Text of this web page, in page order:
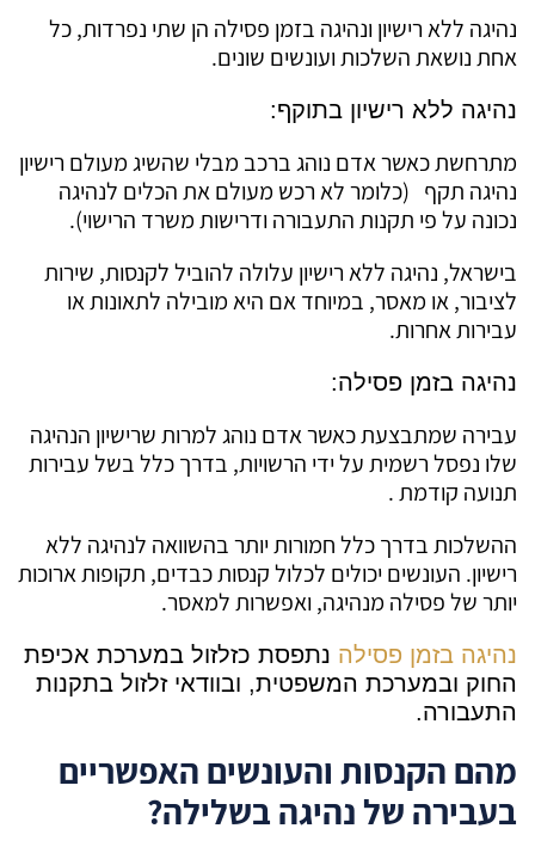
נהיגה ללא רישיון ונהיגה בזמן פסילה הן שתי נפרדות, כל
אחת נושאת השלכות ועונשים שונים.
נהיגה ללא רישיון בתוקף:
מתרחשת כאשר אדם נוהג ברכב מבלי שהשיג מעולם רישיון
נהיגה תקף (כלומר לא רכש מעולם את הכלים לנהיגה
נכונה על פי תקנות התעבורה ודרישות משרד הרישוי).
בישראל, נהיגה ללא רישיון עלולה להוביל לקנסות, שירות
לציבור, או מאסר, במיוחד אם היא מובילה לתאונות או
עבירות אחרות.
נהיגה בזמן פסילה:
עבירה שמתבצעת כאשר אדם נוהג למרות שרישיון הנהיגה
שלו נפסל רשמית על ידי הרשויות, בדרך כלל בשל עבירות
תנועה קודמת .
ההשלכות בדרך כלל חמורות יותר בהשוואה לנהיגה ללא
רישיון. העונשים יכולים לכלול קנסות כבדים, תקופות ארוכות
יותר של פסילה מנהיגה, ואפשרות למאסר.
נהיגה בזמן פסילה נתפסת כזלזול במערכת אכיפת
החוק ובמערכת המשפטית, ובוודאי זלזול בתקנות
התעבורה.
מהם הקנסות והעונשים האפשריים
בעבירה של נהיגה בשלילה?